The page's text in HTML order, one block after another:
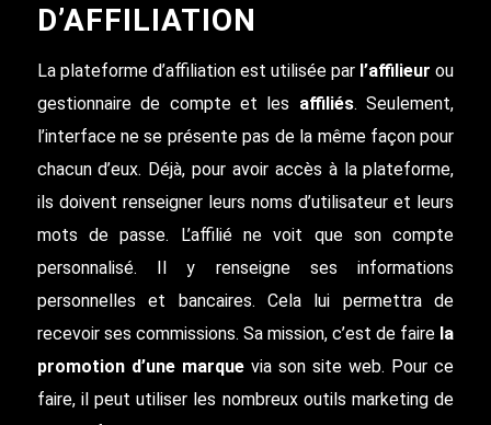
D’AFFILIATION
La plateforme d’affiliation est utilisée par l’affilieur ou
gestionnaire de compte et les affiliés. Seulement,
l’interface ne se présente pas de la même façon pour
chacun d’eux. Déjà, pour avoir accès à la plateforme,
ils doivent renseigner leurs noms d’utilisateur et leurs
mots de passe. L’affilié ne voit que son compte
personnalisé. Il y renseigne ses informations
personnelles et bancaires. Cela lui permettra de
recevoir ses commissions. Sa mission, c’est de faire la
promotion d’une marquevia son site web. Pour ce
faire, il peut utiliser les nombreux outils marketing de